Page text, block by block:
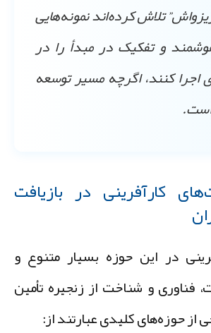
تلاش کرده‌اند نمونه‌هایی
و تفکیک در مبدأ را در
کنند، اگرچه مسیر توسعه
کارآفرینی در بازیافت
در این حوزه بسیار متنوع و
و شناخت از زنجیره تأمین
کلیدی عبارتند از: